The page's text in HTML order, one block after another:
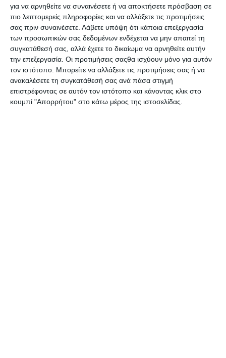
για να αρνηθείτε να συναινέσετε ή να αποκτήσετε πρόσβαση σε
πιο λεπτομερείς πληροφορίες και να αλλάξετε τις προτιμήσεις
σας πριν συναινέσετε. Λάβετε υπόψη ότι κάποια επεξεργασία
των προσωπικών σας δεδομένων ενδέχεται να μην απαιτεί τη
συγκατάθεσή σας, αλλά έχετε το δικαίωμα να αρνηθείτε αυτήν
την επεξεργασία. Οι προτιμήσεις σαςθα ισχύουν μόνο για αυτόν
τον ιστότοπο. Μπορείτε να αλλάξετε τις προτιμήσεις σας ή να
ανακαλέσετε τη συγκατάθεσή σας ανά πάσα στιγμή
επιστρέφοντας σε αυτόν τον ιστότοπο και κάνοντας κλικ στο
κουμπί "Απορρήτου" στο κάτω μέρος της ιστοσελίδας.
3 Απριλίου 2025
Όταν Μπορείς, Κάνεις. Αν Δεν Μπορείς,
Διδάσκεις …